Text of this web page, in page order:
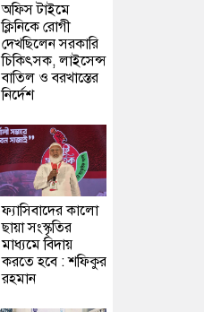
অফিস টাইমে
ক্লিনিকে রোগী
দেখছিলেন সরকারি
চিকিৎসক, লাইসেন্স
বাতিল ও বরখাস্তের
নির্দেশ
ফ্যাসিবাদের কালো
ছায়া সংস্কৃতির
মাধ্যমে বিদায়
করতে হবে : শফিকুর
রহমান